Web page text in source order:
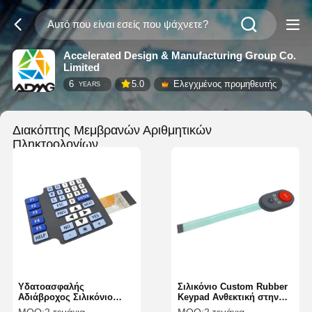
Accelerated Design & Manufacturing Group Co.
Limited
6 YEARS 5.0 Ελεγχμένος προμηθευτής
Διακόπτης Μεμβρανών Αριθμητικών
Πληκτρολογίων
Υδατοασφαλής
Αδιάβροχος Σιλικόνιο
Ελαστικό Κεφαλάκι Για
Σιλικόνιο Custom Rubber
Keypad Ανθεκτική στην
τριβή Ματ επιφάνεια